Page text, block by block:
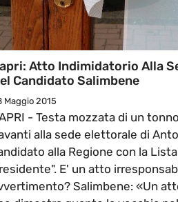
Atto Indimidatorio Alla
Candidato Salimbene
Maggio 2015
- Testa mozzata di un
alla sede elettorale di
alla Regione con la
E' un atto
Salimbene: «Un